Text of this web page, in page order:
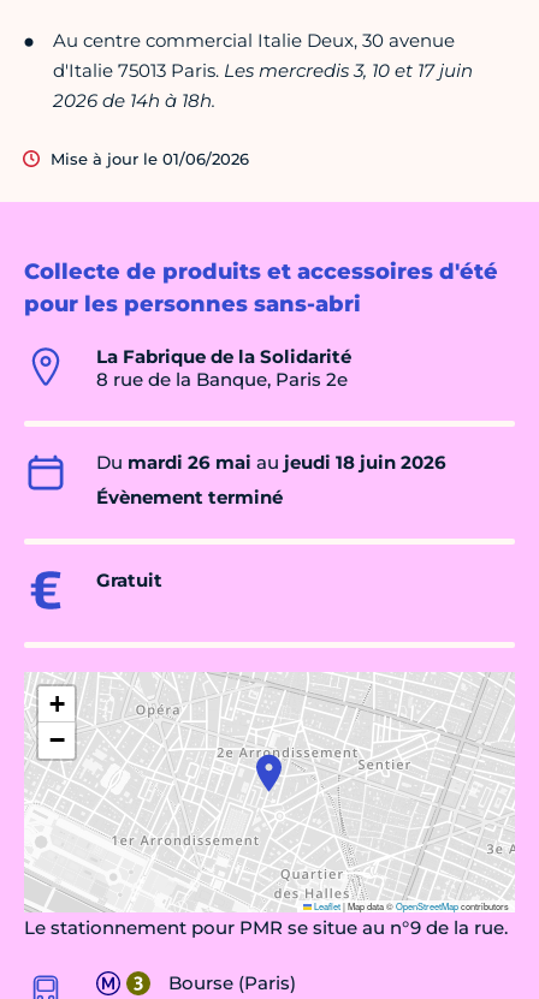
Collecte de produits et accessoires d'été
pour les personnes sans-abri
La Fabrique de la Solidarité
8 rue de la Banque, Paris 2e
Du mardi 26 mai au jeudi 18 juin 2026
Évènement terminé
Gratuit
+
−
Leaflet|Map data ©OpenStreetMapcontributors
Le stationnement pour PMR se situe au n°9 de la rue.
Bourse (Paris)
Au centre commercial Italie Deux, 30 avenue
d'Italie 75013 Paris. Les mercredis 3, 10 et 17 juin
2026 de 14h à 18h.
Mise à jour le 01/06/2026